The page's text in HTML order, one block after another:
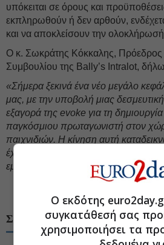
υπόκειται σε όρους και
εκπληρωθούν ή δεν αρθούν,
και να αποκλείσουν την
Ο κ. Σωκράτης Κόκκαλης, Πρόεδρος
Συμβουλίου της Bally’s Intralοt,
«Σήμερα ξεκινά ένα νέο μεγάλο
μας, με την υποβολή μιας
εξαγορά της evoke για τη
παγκόσμιου πρωταγωνιστή στον
παιχνιδιών. Η κίνηση αυτή
έχει αποκτήσει η εταιρεία μας,
εμπιστοσύνη που μας έχει δείξει το
ΣΧΕΤΙΚΑ ΘΕΜΑΤΑ
Ο εκδότης
συγκατάθεσή σας
χρησιμοποιήσει τα